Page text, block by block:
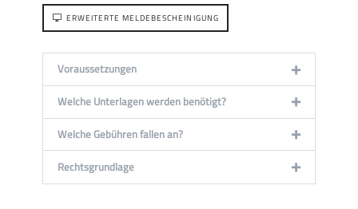
ERWEITERTE MELDEBESCHEINIGUNG
Voraussetzungen
Welche Unterlagen werden benötigt?
Welche Gebühren fallen an?
Rechtsgrundlage